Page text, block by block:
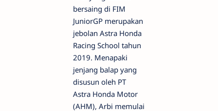
bersaing di FIM
JuniorGP merupakan
jebolan Astra Honda
Racing School tahun
2019. Menapaki
jenjang balap yang
disusun oleh PT
Astra Honda Motor
(AHM), Arbi memulai